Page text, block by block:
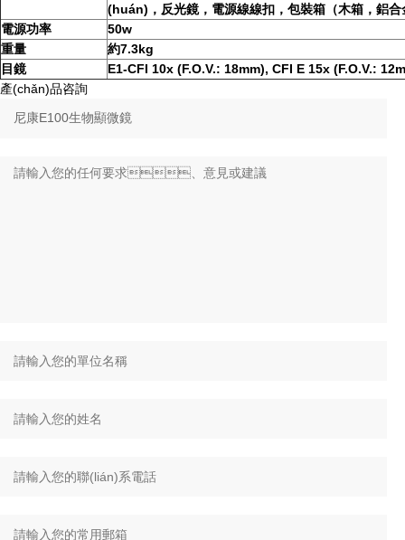
(huán)，反光鏡，電源線線扣，包裝箱（木箱，鋁
電源功率
50w
重量
約7.3kg
目鏡
E1-CFI 10x (F.O.V.: 18mm), CFI E 15x (F.O.V.:
產(chǎn)品咨詢